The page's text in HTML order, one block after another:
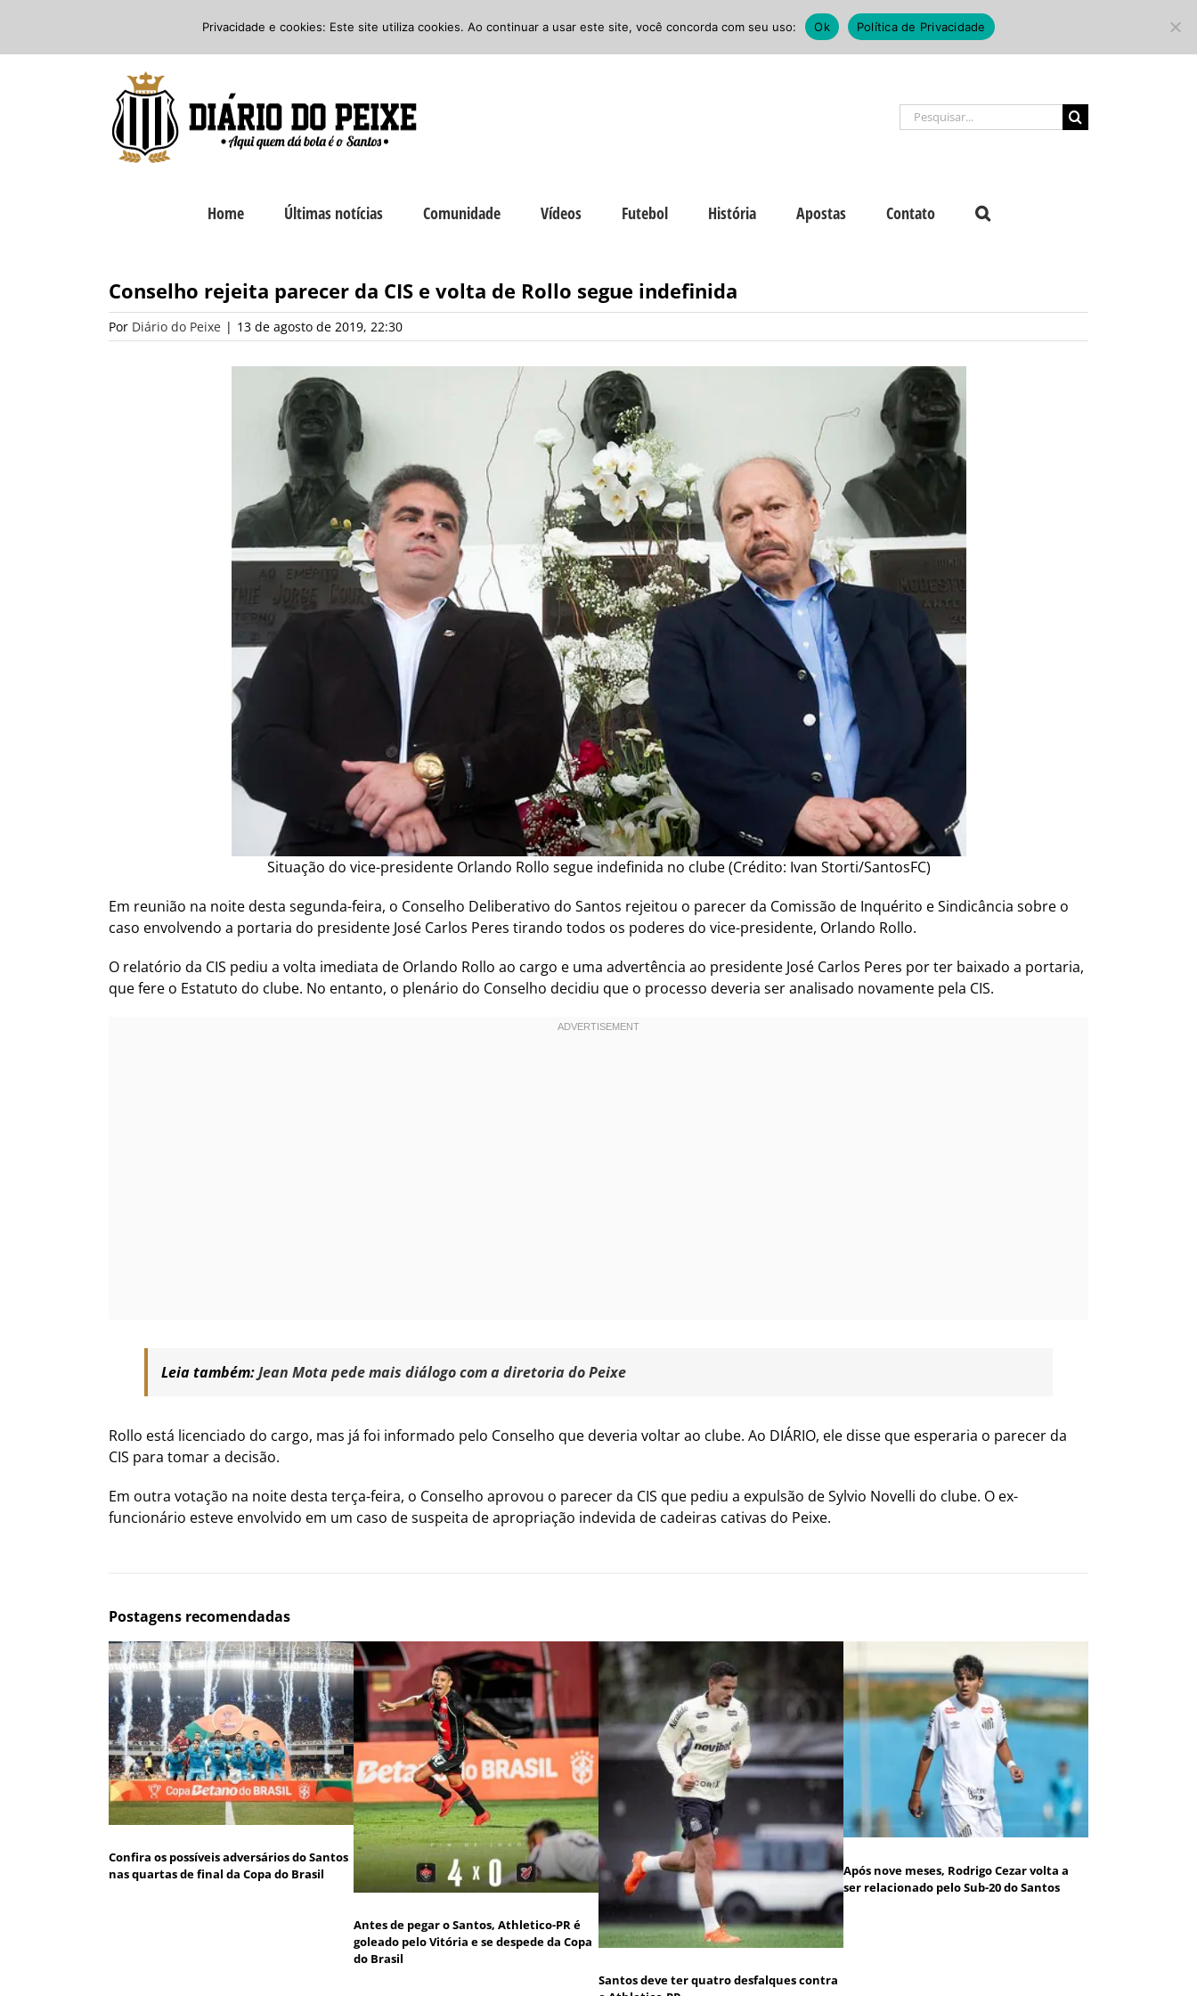
o
Facebook
Instagram
Buscar
resultados
Home Últimas notícias Comunidade Vídeos Futebol História Apostas Contato
Conselho rejeita parecer da CIS e volta de Rollo segue indefinida
Por Diário do Peixe | 13 de agosto de 2019, 22:30
Situação do vice-presidente Orlando Rollo segue indefinida no clube (Crédito: Ivan Storti/SantosFC)
Em reunião na noite desta segunda-feira, o Conselho Deliberativo do Santos rejeitou o parecer da Comissão de Inquérito e Sindicância sobre o
caso envolvendo a portaria do presidente José Carlos Peres tirando todos os poderes do vice-presidente, Orlando Rollo.
O relatório da CIS pediu a volta imediata de Orlando Rollo ao cargo e uma advertência ao presidente José Carlos Peres por ter baixado a portaria,
que fere o Estatuto do clube. No entanto, o plenário do Conselho decidiu que o processo deveria ser analisado novamente pela CIS.
Leia também:Jean Mota pede mais diálogo com a diretoria do Peixe
Rollo está licenciado do cargo, mas já foi informado pelo Conselho que deveria voltar ao clube. Ao DIÁRIO, ele disse que esperaria o parecer da
CIS para tomar a decisão.
Em outra votação na noite desta terça-feira, o Conselho aprovou o parecer da CIS que pediu a expulsão de Sylvio Novelli do clube. O ex-
funcionário esteve envolvido em um caso de suspeita de apropriação indevida de cadeiras cativas do Peixe.
Postagens recomendadas
Confira os possíveis adversários do Santos
nas quartas de final da Copa do Brasil
Antes de pegar o Santos, Athletico-PR é
goleado pelo Vitória e se despede da Copa
do Brasil
Santos deve ter quatro desfalques contra
Após nove meses, Rodrigo Cezar volta a
ser relacionado pelo Sub-20 do Santos
Privacidade e cookies: Este site utiliza cookies. Ao continuar a usar este site, você concorda com seu uso: Ok Política de Privacidade